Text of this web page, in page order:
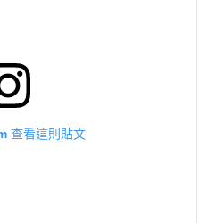
查看這則貼文